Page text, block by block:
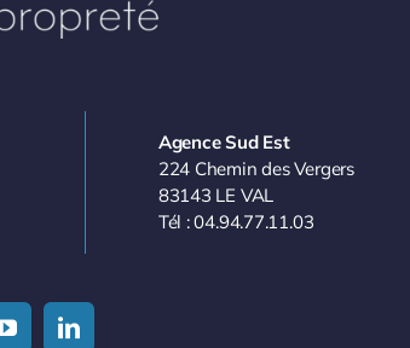
Agence Sud Est
224 Chemin des Vergers
83143 LE VAL
Tél : 04.94.77.11.03